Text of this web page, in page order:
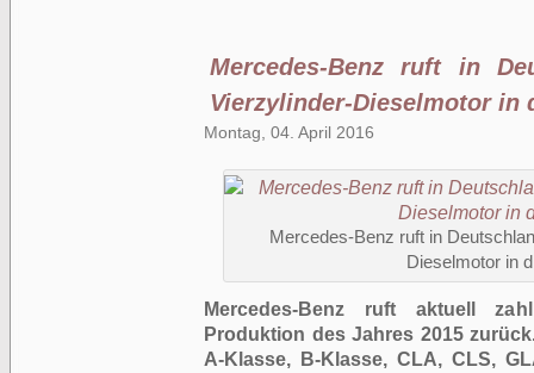
Mercedes-Benz ruft in
Vierzylinder-Dieselmotor in
Montag, 04. April 2016
Mercedes-Benz ruft in
Dieselmotor in
Mercedes-Benz ruft aktuell
Produktion des Jahres 2015
A-Klasse, B-Klasse, CLA, CLS,